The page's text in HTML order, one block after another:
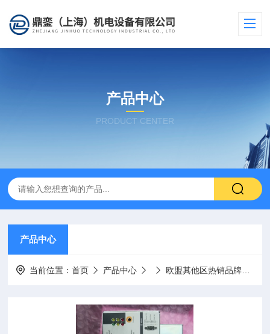
产品中心
PRODUCT CENTER
产品中心
当前位置：首页 产品中心 欧盟其他区热销品牌